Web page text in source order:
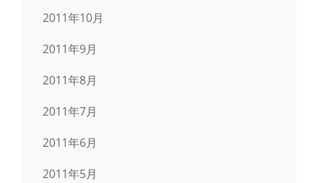
2011年10月
2011年9月
2011年8月
2011年7月
2011年6月
2011年5月